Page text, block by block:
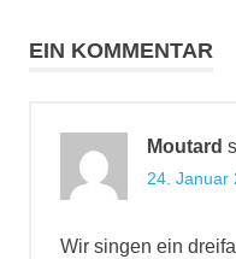
EIN KOMMENTAR
Moutard
24. Januar
Wir singen ein